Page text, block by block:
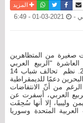
الموضوع
أرسل الى صديق
فيسبوكتويترواتسابالمزيد
2021-03-01 - 6:49
صغيرة من المتظاهرين
"الربيع العربي
البحريني" الذي اندلع في فبراير / شباط 2011. نظم تحالف شباب 14
دعمًا للديمقراطية
من أنّ الانتفاضات
العربي، أسفرت عن
وليبيا، إلا أنها سُحِقَت
المتحدة وسوريا